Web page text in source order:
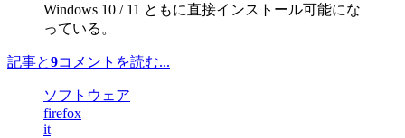
Windows 10 / 11 ともに直接インストール可能にな
っている。
記事と9コメントを読む...
ソフトウェア
firefox
it